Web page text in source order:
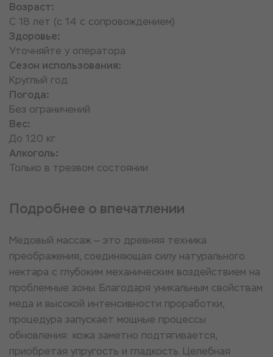
Возраст:
С 18 лет (с 14 с сопровождением)
Здоровье:
Уточняйте у оператора
Сезон использования:
Круглый год
Погода:
Без ограничений
Вес:
До 120 кг
Алкоголь:
Только в трезвом состоянии
Подробнее о впечатлении
Медовый массаж — это древняя техника
преображения, соединяющая силу натурального
нектара с глубоким механическим воздействием на
проблемные зоны. Благодаря уникальным свойствам
меда и высокой интенсивности проработки,
процедура запускает мощные процессы
обновления: кожа заметно подтягивается,
приобретая упругость и гладкость. Целебная